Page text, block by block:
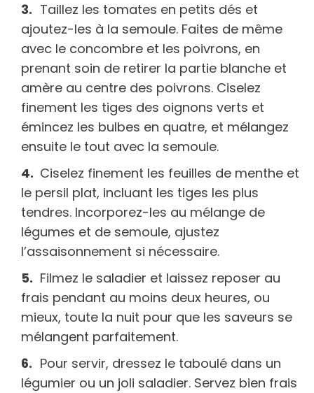
Taillez les tomates en petits dés et
ajoutez-les à la semoule. Faites de même
avec le concombre et les poivrons, en
prenant soin de retirer la partie blanche et
amère au centre des poivrons. Ciselez
finement les tiges des oignons verts et
émincez les bulbes en quatre, et mélangez
ensuite le tout avec la semoule.
Ciselez finement les feuilles de menthe et
le persil plat, incluant les tiges les plus
tendres. Incorporez-les au mélange de
légumes et de semoule, ajustez
l’assaisonnement si nécessaire.
Filmez le saladier et laissez reposer au
frais pendant au moins deux heures, ou
mieux, toute la nuit pour que les saveurs se
mélangent parfaitement.
Pour servir, dressez le taboulé dans un
légumier ou un joli saladier. Servez bien frais